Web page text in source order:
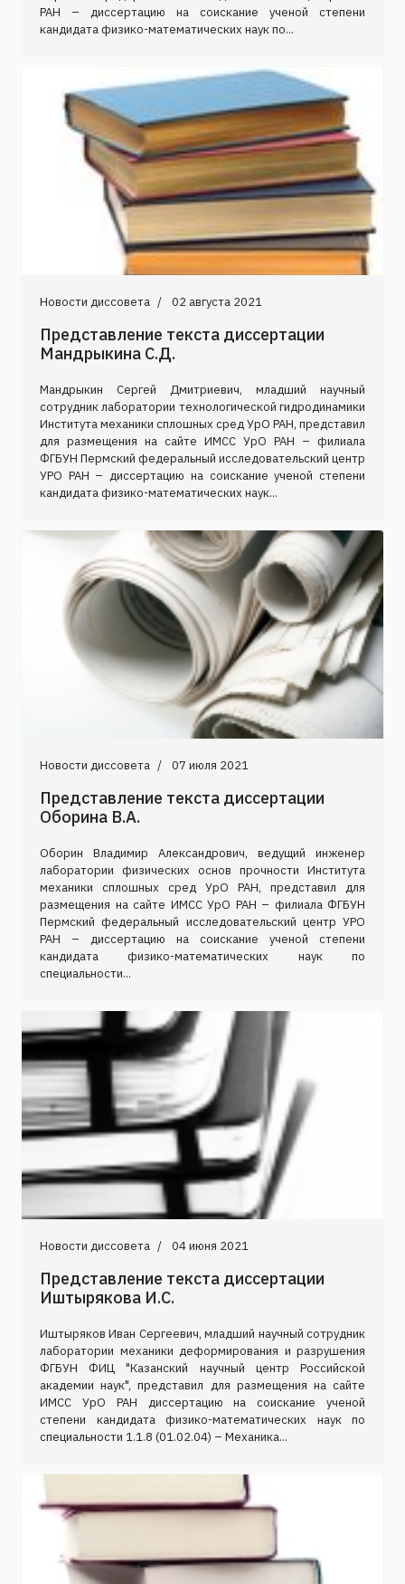
РАН – диссертацию на соискание ученой степени
кандидата физико-математических наук по...
Новости диссовета 02 августа 2021
Представление текста диссертации
Мандрыкина С.Д.
Мандрыкин Сергей Дмитриевич, младший научный
сотрудник лаборатории технологической гидродинамики
Института механики сплошных сред УрО РАН, представил
для размещения на сайте ИМСС УрО РАН – филиала
ФГБУН Пермский федеральный исследовательский центр
УРО РАН – диссертацию на соискание ученой степени
кандидата физико-математических наук...
Новости диссовета 07 июля 2021
Представление текста диссертации
Оборина В.А.
Оборин Владимир Александрович, ведущий инженер
лаборатории физических основ прочности Института
механики сплошных сред УрО РАН, представил для
размещения на сайте ИМСС УрО РАН – филиала ФГБУН
Пермский федеральный исследовательский центр УРО
РАН – диссертацию на соискание ученой степени
кандидата физико-математических наук по
специальности...
Новости диссовета 04 июня 2021
Представление текста диссертации
Иштырякова И.С.
Иштыряков Иван Сергеевич, младший научный сотрудник
лаборатории механики деформирования и разрушения
ФГБУН ФИЦ "Казанский научный центр Российской
академии наук", представил для размещения на сайте
ИМСС УрО РАН диссертацию на соискание ученой
степени кандидата физико-математических наук по
специальности 1.1.8 (01.02.04) – Механика...